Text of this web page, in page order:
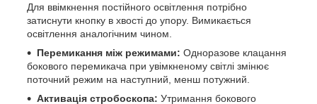
Для ввімкнення постійного освітлення потрібно
затиснути кнопку в хвості до упору. Вимикається
освітлення аналогічним чином.
Перемикання між режимами: Одноразове клацання
бокового перемикача при увімкненому світлі змінює
поточний режим на наступний, менш потужний.
Активація стробоскопа: Утримання бокового